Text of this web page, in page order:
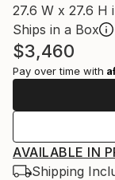
27.6 W x 27.6 H
Ships in a Box
$3,460
Pay over time with
AVAILABLE IN
Shipping